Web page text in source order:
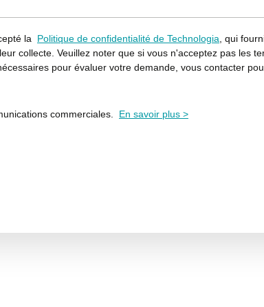
la Politique de confidentialité de Technologia , qui
collecte. Veuillez noter que si vous n'acceptez pas les
pour évaluer votre demande, vous contacter
commerciales. En savoir plus >